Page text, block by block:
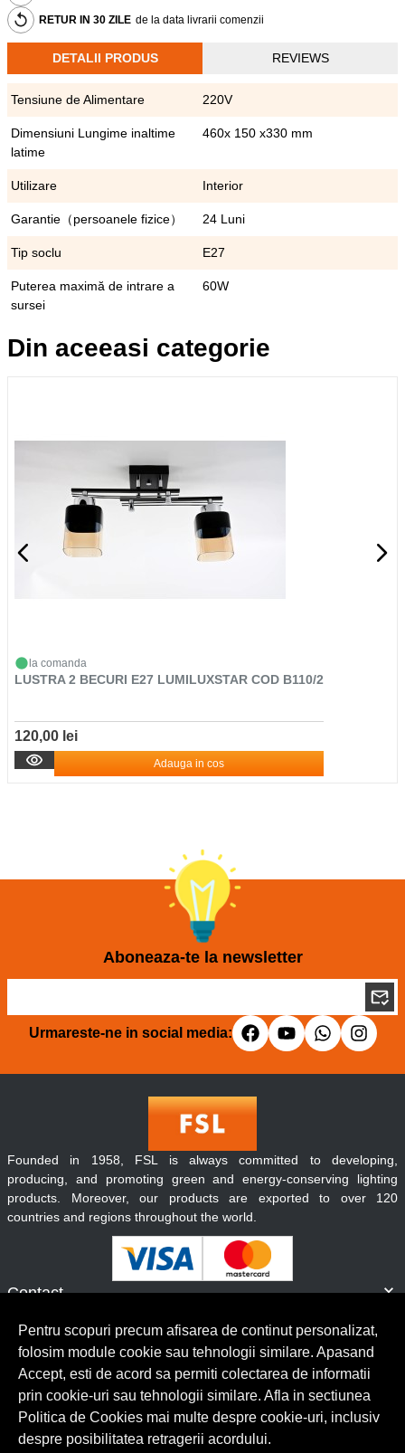
RETUR IN 30 ZILE de la data livrarii comenzii
DETALII PRODUS REVIEWS
Tensiune de Alimentare 220V
Dimensiuni Lungime inaltime
latime
460x 150 x330 mm
Utilizare Interior
Garantie（persoanele fizice） 24 Luni
Tip soclu E27
Puterea maximă de intrare a
sursei
60W
Din aceeasi categorie
la comanda
LUSTRA 2 BECURI E27 LUMILUXSTAR COD B110/2
120,00 lei
Adauga in cos
Aboneaza-te la newsletter
Urmareste-ne in social media:
Contact
Servicii clienti
Founded in 1958, FSL is always committed to developing,
producing, and promoting green and energy-conserving lighting
products. Moreover, our products are exported to over 120
countries and regions throughout the world.
© Copyright 2026 Lumilux. Toate drepturile rezervate.
Pentru scopuri precum afisarea de continut personalizat,
folosim module cookie sau tehnologii similare. Apasand
Accept, esti de acord sa permiti colectarea de informatii
prin cookie-uri sau tehnologii similare. Afla in sectiunea
Politica de Cookies mai multe despre cookie-uri, inclusiv
despre posibilitatea retragerii acordului.